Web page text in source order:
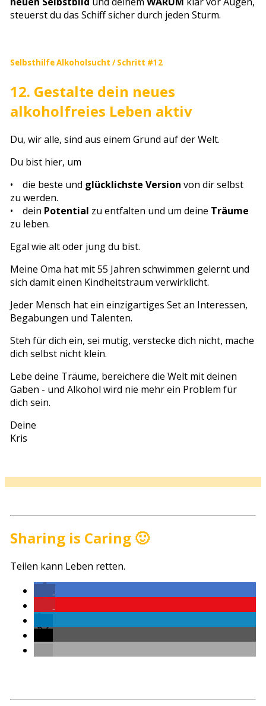
steuerst du das Schiff sicher durch jeden Sturm.
Selbsthilfe Alkoholsucht / Schritt #12
12. Gestalte dein neues
alkoholfreies Leben aktiv
Du, wir alle, sind aus einem Grund auf der Welt.
Du bist hier, um
• die beste und glücklichste Version von dir selbst
zu werden.
• dein Potential zu entfalten und um deine Träume
zu leben.
Egal wie alt oder jung du bist.
Meine Oma hat mit 55 Jahren schwimmen gelernt und
sich damit einen Kindheitstraum verwirklicht.
Jeder Mensch hat ein einzigartiges Set an Interessen,
Begabungen und Talenten.
Steh für dich ein, sei mutig, verstecke dich nicht, mache
dich selbst nicht klein.
Lebe deine Träume, bereichere die Welt mit deinen
Gaben - und Alkohol wird nie mehr ein Problem für
dich sein.
Deine
Kris
Sharing is Caring 🙂
Teilen kann Leben retten.